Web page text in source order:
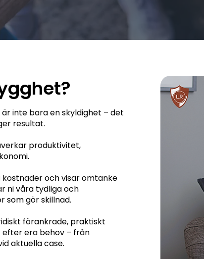
inte bara en skyldighet – det
resultat.
produktivitet,
och visar omtanke
ni våra tydliga och
som gör skillnad.
förankrade, praktiskt
era behov – från
aktuella case.